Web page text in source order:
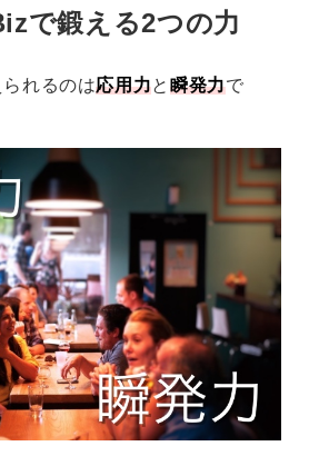
で鍛える2つの力
れるのは応用力と 瞬発力で